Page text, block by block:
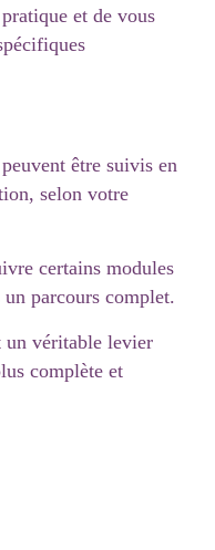
et de vous
être suivis en
selon votre
certains modules
un parcours complet.
un véritable levier
complète et